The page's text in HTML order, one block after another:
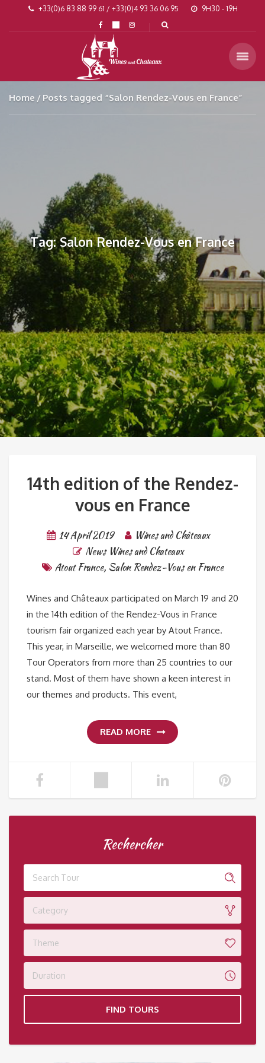
+33(0)6 83 88 99 61 / +33(0)4 93 36 06 95 9H30 - 19H
Home Posts tagged “Salon Rendez-Vous en France”
Tag: Salon Rendez-Vous en France
14th edition of the Rendez-
vous en France
14 April 2019
Wines and Châteaux
News Wines and Chateaux
Atout France, Salon Rendez-Vous en France
Wines and Châteaux participated on March 19 and 20
in the 14th edition of the Rendez-Vous in France
tourism fair organized each year by Atout France.
This year, in Marseille, we welcomed more than 80
Tour Operators from more than 25 countries to our
stand. Most of them have shown a keen interest in
our themes and products. This event,
READ MORE
Rechercher
Category
Theme
Duration
FIND TOURS